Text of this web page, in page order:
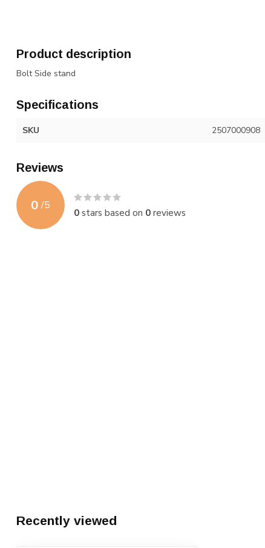
Product description
Bolt Side stand
Specifications
SKU 2507000908
Reviews
0 /5
0stars based on 0reviews
Recently viewed